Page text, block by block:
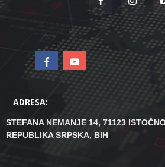
ADRESA:
STEFANA NEMANJE 14, 71123
REPUBLIKA SRPSKA, BIH